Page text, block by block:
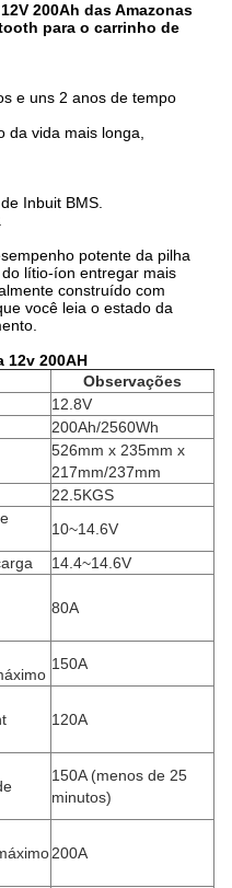
200Ah das Amazonas
para o carrinho de
e uns 2 anos de tempo
da vida mais longa,
Inbuit BMS.
potente da pilha
lítio-íon entregar mais
construído com
você leia o estado da
12v 200AH
Observações
12.8V
200Ah/2560Wh
526mm x 235mm x
217mm/237mm
22.5KGS
10~14.6V
14.4~14.6V
80A
150A
120A
150A(menos de 25
minutos)
200A